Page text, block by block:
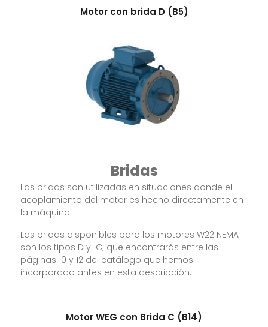
Motor con brida D (B5)
Bridas
Las bridas son utilizadas en situaciones donde el
acoplamiento del motor es hecho directamente en
la máquina.
Las bridas disponibles para los motores W22 NEMA
son los tipos D y C; que encontrarás entre las
páginas 10 y 12 del catálogo que hemos
incorporado antes en esta descripción.
Motor WEG con Brida C (B14)